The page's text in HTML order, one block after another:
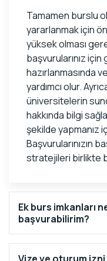
Tamamen burslu
yararlanmak için
yüksek olması
başvurularınız
hazırlanmasında
yardımcı olur.
üniversitelerin
hakkında bilgi
şekilde yapmanız
Başvurularınızın
stratejileri birlikte
Ek burs imkanları
başvurabilirim?